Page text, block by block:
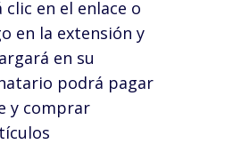
en el enlace o
en la extensión y
en su
podrá pagar
y comprar